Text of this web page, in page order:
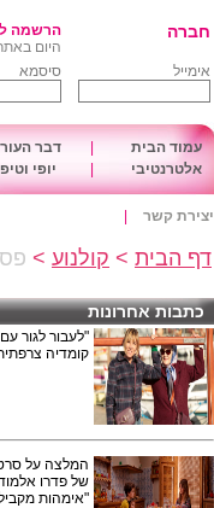
חברה
הרשמה
היום באתר 06/08/
אימייל
סיסמא
עמוד הבית דבר
אלטרנטיבי
יופי
יצירת קשר
דף הבית > קולנוע >
כתבות אחרונות
"לעבור לגור
קומדיה
המלצה על
של פדרו
"אימהות